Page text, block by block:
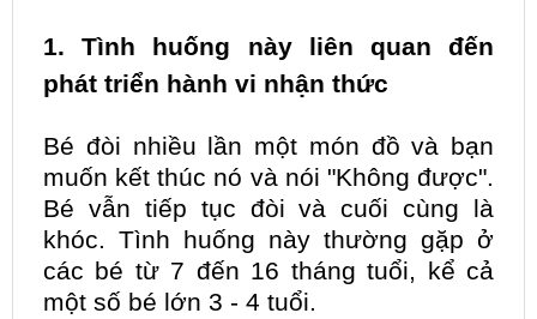
1. Tình huống này liên quan đến
phát triển hành vi nhận thức
Bé đòi nhiều lần một món đồ và bạn
muốn kết thúc nó và nói "Không được".
Bé vẫn tiếp tục đòi và cuối cùng là
khóc. Tình huống này thường gặp ở
các bé từ 7 đến 16 tháng tuổi, kể cả
một số bé lớn 3 - 4 tuổi.